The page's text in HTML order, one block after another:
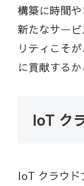
構築に時間
新たなサー
リティこそ
に貢献するか
IoT ク
IoT クラウド